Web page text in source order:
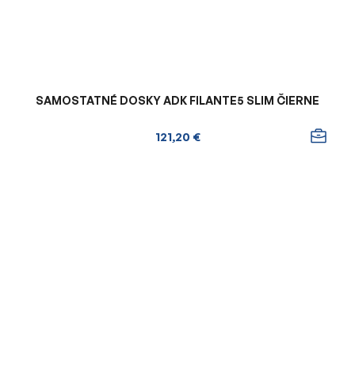
SAMOSTATNÉ DOSKY ADK FILANTE5 SLIM ČIERNE
121,20 €